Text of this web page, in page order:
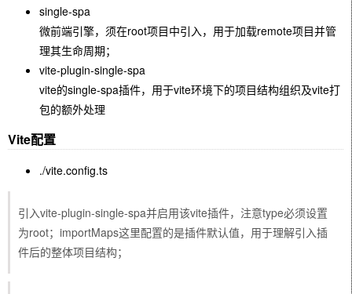
single-spa
微前端引擎，须在root项目中引入，用于加载remote项目并管
理其生命周期；
vite-plugin-single-spa
vite的single-spa插件，用于vite环境下的项目结构组织及vite打
包的额外处理
Vite配置
./vite.config.ts
引入vite-plugin-single-spa并启用该vite插件，注意type必须设置
为root；importMaps这里配置的是插件默认值，用于理解引入插
件后的整体项目结构；